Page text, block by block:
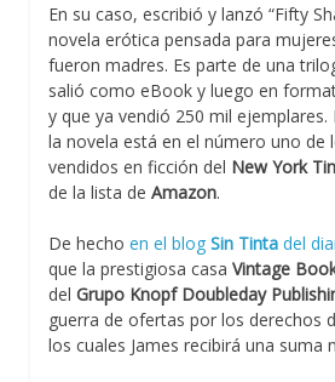
En su caso, escribió y lanzó “Fifty
novela erótica pensada para
fueron madres. Es parte de una
salió como eBook y luego en
y que ya vendió 250 mil ejemplares.
la novela está en el número uno de
vendidos en ficción del New York
de la lista de Amazon.
De hecho en el blog Sin Tinta del
que la prestigiosa casa Vintage
del Grupo Knopf Doubleday
guerra de ofertas por los derechos
los cuales James recibirá una suma